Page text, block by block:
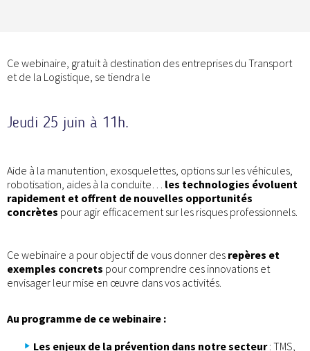
Ce webinaire, gratuit à destination des entreprises du Transport
et de la Logistique, se tiendra le
Jeudi 25 juin à 11h.
Aide à la manutention, exosquelettes, options sur les véhicules,
robotisation, aides à la conduite… les technologies évoluent
rapidement et offrent de nouvelles opportunités
concrètes pour agir efficacement sur les risques professionnels.
Ce webinaire a pour objectif de vous donner des repères et
exemples concrets pour comprendre ces innovations et
envisager leur mise en œuvre dans vos activités.
Au programme de ce webinaire :
Les enjeux de la prévention dans notre secteur: TMS,